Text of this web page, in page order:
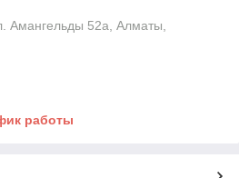
Амангельды 52а, Алматы,
работы